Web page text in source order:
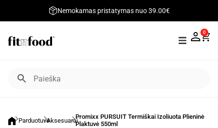
Nemokamas pristatymas nuo 39.00€
0
ParduotuvėAksesuaraiPromixx PURSUIT Termiškai Izoliuota Plieninė
Plaktuvė 550ml